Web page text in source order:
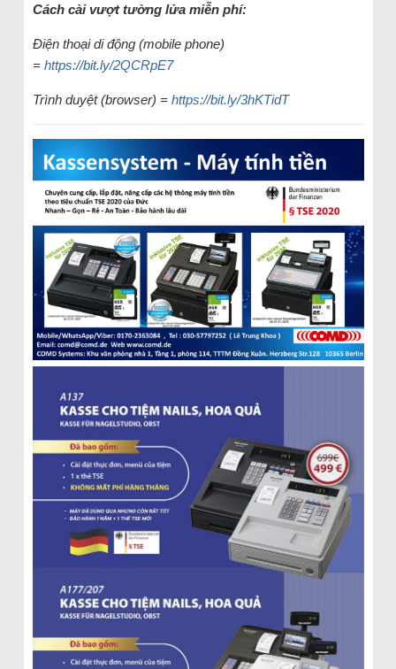
Cách cài vượt tường lửa miễn phí:
Điện thoại di động (mobile phone)
= https://bit.ly/2QCRpE7
Trình duyệt (browser) = https://bit.ly/3hKTidT